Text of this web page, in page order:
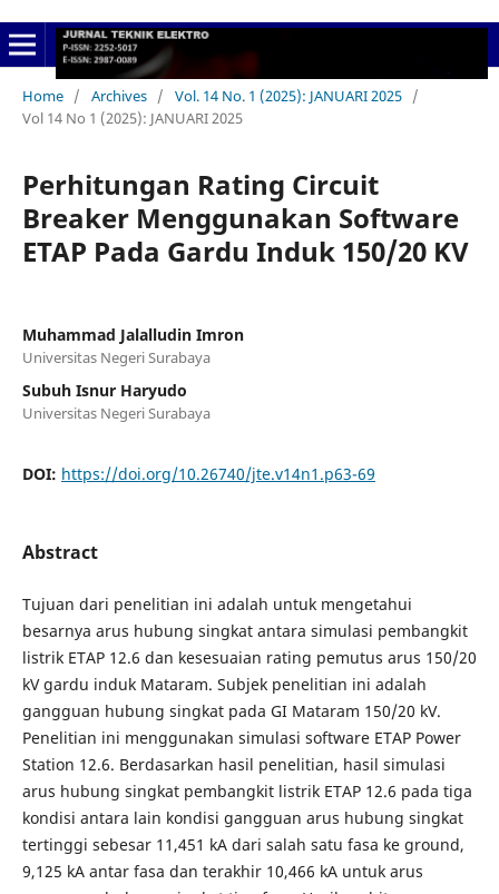
Home / Archives / Vol. 14 No. 1 (2025): JANUARI 2025 /
Vol 14 No 1 (2025): JANUARI 2025
Perhitungan Rating Circuit
Breaker Menggunakan Software
ETAP Pada Gardu Induk 150/20 KV
Muhammad Jalalludin Imron
Universitas Negeri Surabaya
Subuh Isnur Haryudo
Universitas Negeri Surabaya
DOI: https://doi.org/10.26740/jte.v14n1.p63-69
Abstract
Tujuan dari penelitian ini adalah untuk mengetahui
besarnya arus hubung singkat antara simulasi pembangkit
listrik ETAP 12.6 dan kesesuaian rating pemutus arus 150/20
kV gardu induk Mataram. Subjek penelitian ini adalah
gangguan hubung singkat pada GI Mataram 150/20 kV.
Penelitian ini menggunakan simulasi software ETAP Power
Station 12.6. Berdasarkan hasil penelitian, hasil simulasi
arus hubung singkat pembangkit listrik ETAP 12.6 pada tiga
kondisi antara lain kondisi gangguan arus hubung singkat
tertinggi sebesar 11,451 kA dari salah satu fasa ke ground,
9,125 kA antar fasa dan terakhir 10,466 kA untuk arus